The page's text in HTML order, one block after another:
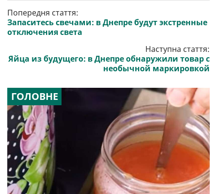
Попередня стаття:
Запаситесь свечами: в Днепре будут экстренные
отключения света
Наступна стаття:
Яйца из будущего: в Днепре обнаружили товар с
необычной маркировкой
ГОЛОВНЕ